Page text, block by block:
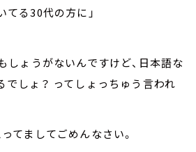
てる30代の方に」
しょうがないんですけど、日本語な
でしょ？ ってしょっちゅう言われ
てましてごめんなさい。